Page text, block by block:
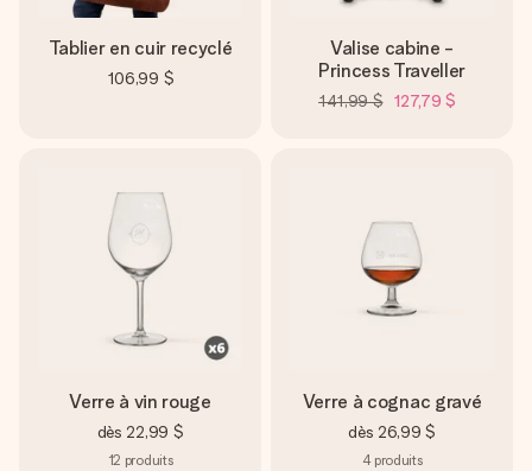
Tablier en cuir recyclé
106,99 $
Valise cabine -
Princess Traveller
141,99 $ 127,79 $
Verre à vin rouge
dès 22,99 $
12 produits
Verre à cognac gravé
dès 26,99 $
4 produits